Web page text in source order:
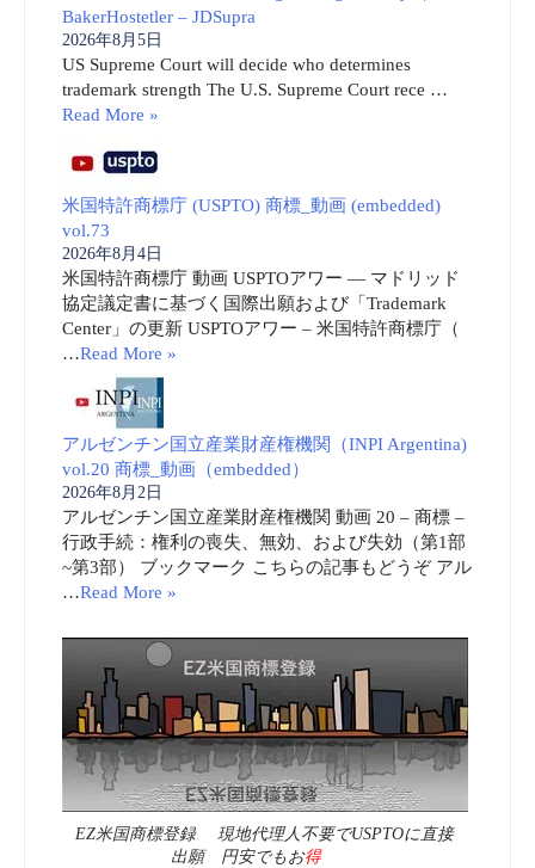
BakerHostetler – JDSupra
2026年8月5日
US Supreme Court will decide who determines
trademark strength The U.S. Supreme Court rece …
Read More »
米国特許商標庁 (USPTO) 商標_動画 (embedded)
vol.73
2026年8月4日
米国特許商標庁 動画 USPTOアワー ― マドリッド
協定議定書に基づく国際出願および「Trademark
Center」の更新 USPTOアワー – 米国特許商標庁（
…Read More »
アルゼンチン国立産業財産権機関（INPI Argentina)
vol.20 商標_動画（embedded）
2026年8月2日
アルゼンチン国立産業財産権機関 動画 20 – 商標 –
行政手続：権利の喪失、無効、および失効（第1部
~第3部） ブックマーク こちらの記事もどうぞ アル
…Read More »
EZ米国商標登録 現地代理人不要でUSPTOに直接
出願 円安でもお得